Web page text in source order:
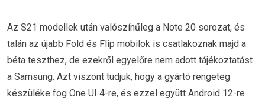
Az S21 modellek után valószínűleg a Note 20 sorozat, és
talán az újabb Fold és Flip mobilok is csatlakoznak majd a
béta teszthez, de ezekről egyelőre nem adott tájékoztatást
a Samsung. Azt viszont tudjuk, hogy a gyártó rengeteg
készüléke fog One UI 4-re, és ezzel együtt Android 12-re